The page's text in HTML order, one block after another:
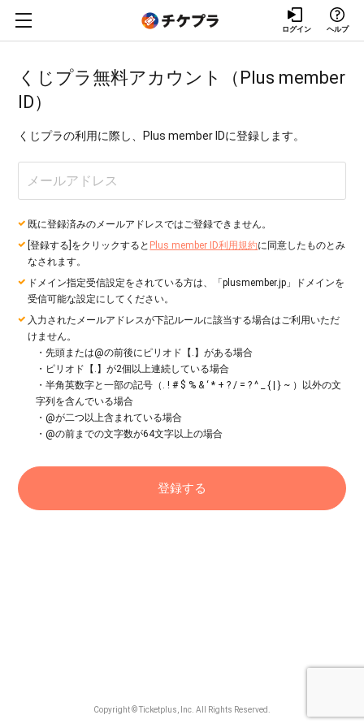
ログイン ヘルプ
くじプラ無料アカウント（Plus member
ID）
くじプラの利用に際し、Plus member IDに登録します。
既に登録済みのメールアドレスではご登録できません。
[登録する]をクリックすると Plus member ID利用規約に同意したものとみ
なされます。
ドメイン指定受信設定をされている方は、「plusmember.jp」ドメインを
受信可能な設定にしてください。
入力されたメールアドレスが下記ルールに該当する場合はご利用いただ
けません。
・先頭または@の前後にピリオド【.】がある場合
・ピリオド【.】が2個以上連続している場合
・半角英数字と一部の記号（. ! # $ % & ‘ * + ? / = ? ^ _ { | } ~ ）以外の文
字列を含んでいる場合
・@が二つ以上含まれている場合
・@の前までの文字数が64文字以上の場合
Copyright © Ticketplus, Inc. All Rights Reserved.